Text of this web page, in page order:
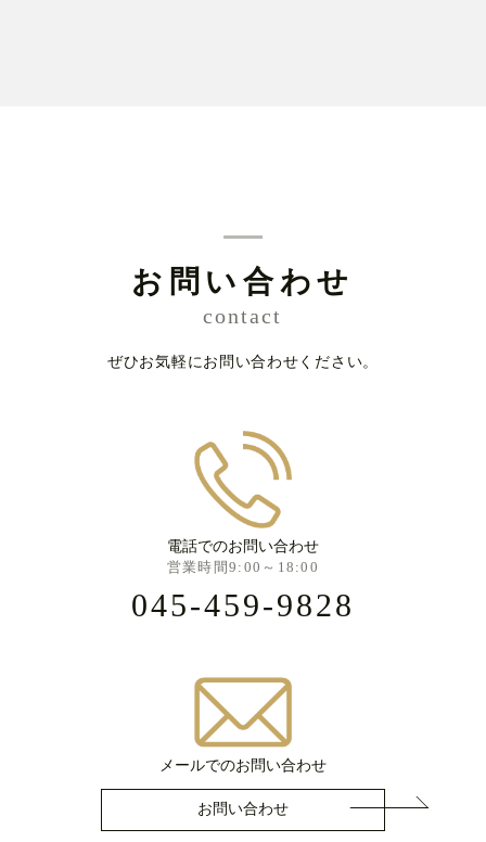
お問い合わせ
contact
ぜひお気軽にお問い合わせください。
電話でのお問い合わせ
営業時間9:00～18:00
045-459-9828
メールでのお問い合わせ
お問い合わせ